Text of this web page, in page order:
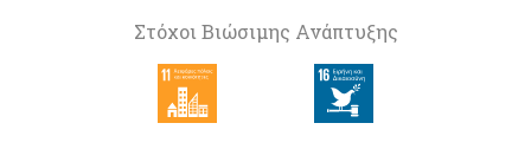
Στόχοι Βιώσιμης Ανάπτυξης